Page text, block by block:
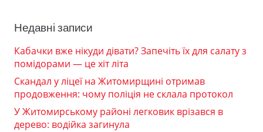
Недавні записи
Кабачки вже нікуди дівати? Запечіть їх для салату з
помідорами — це хіт літа
Скандал у ліцеї на Житомирщині отримав
продовження: чому поліція не склала протокол
У Житомирському районі легковик врізався в
дерево: водійка загинула